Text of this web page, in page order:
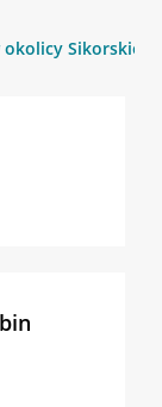
okolicy